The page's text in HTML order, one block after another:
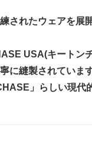
されたウェアを展
USA(キートン
に縫製されています
」らしい現代